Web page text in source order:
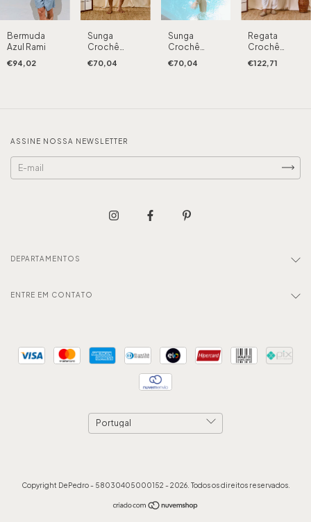
Bermuda
Azul Rami
€94,02
Sunga
Crochê
€70,04
Sunga
Crochê
Alvorada
€70,04
Regata
Crochê
€122,71
ASSINE NOSSA NEWSLETTER
DEPARTAMENTOS
ENTRE EM CONTATO
Copyright DePedro - 58030405000152 - 2026. Todos os direitos reservados.